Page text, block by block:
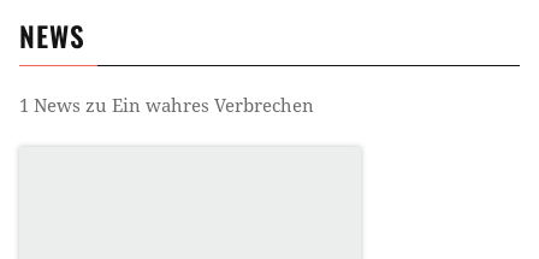
NEWS
1 News zu Ein wahres Verbrechen